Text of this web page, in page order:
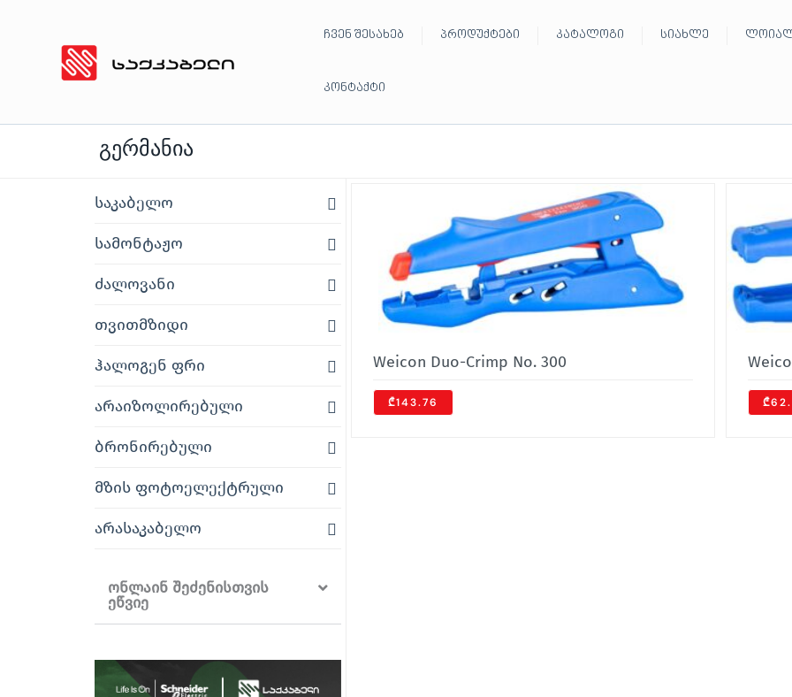
ჩვენ შესახებ პროდუქტები კატალოგი სიახლე
კონტაქტი
გერმანია
საკაბელო
სამონტაჟო
ძალოვანი
თვითმზიდი
ჰალოგენ ფრი
არაიზოლირებული
ბრონირებული
მზის ფოტოელექტრული
არასაკაბელო
ონლაინ შეძენისთვის
ეწვიე
Weicon Duo-Crimp No. 300
₾143.76